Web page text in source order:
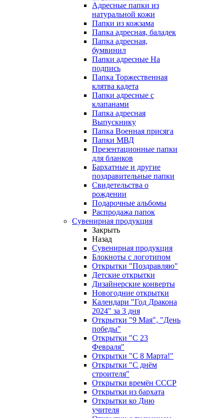
Адресные папки из
натуральной кожи
Папки из кожзама
Папка адресная, баладек
Папка адресная,
бумвинил
Папки адресные На
подпись
Папка Торжественная
клятва кадета
Папки адресные с
клапанами
Папка адресная
Выпускнику
Папка Военная присяга
Папки МВД
Презентационные папки
для бланков
Бархатные и другие
поздравительные папки
Свидетельства о
рождении
Подарочные альбомы
Распродажа папок
Сувенирная продукция
Закрыть
Назад
Сувенирная продукция
Блокноты с логотипом
Открытки "Поздравляю"
Детские открытки
Дизайнерские конверты
Новогодние открытки
Календари "Год Дракона
2024" за 3 дня
Открытки "9 Мая", "День
победы"
Открытки "С 23
Февраля"
Открытки "С 8 Марта!"
Открытки "С днём
строителя"
Открытки времён СССР
Открытки из бархата
Открытки ко Дню
учителя